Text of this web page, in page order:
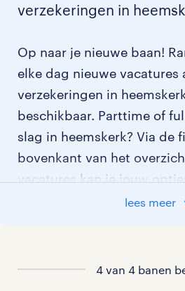
verzekeringen in
Op naar je nieuwe baan!
elke dag nieuwe vacatures
verzekeringen in
beschikbaar. Parttime of
slag in heemskerk? Via de
bovenkant van het
vacatures kan je jouw
alle vacatures in heemskerk
lees meer
4 van 4 banen